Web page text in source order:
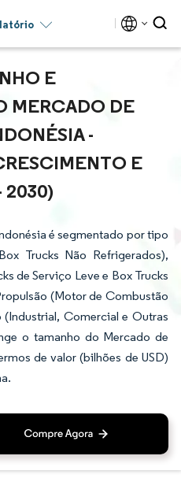
E
MERCADO DE
-
E
2030)
é segmentado por tipo
Trucks Não Refrigerados),
de Serviço Leve e Box Trucks
(Motor de Combustão
Comercial e Outras
o tamanho do Mercado de
de valor (bilhões de USD)